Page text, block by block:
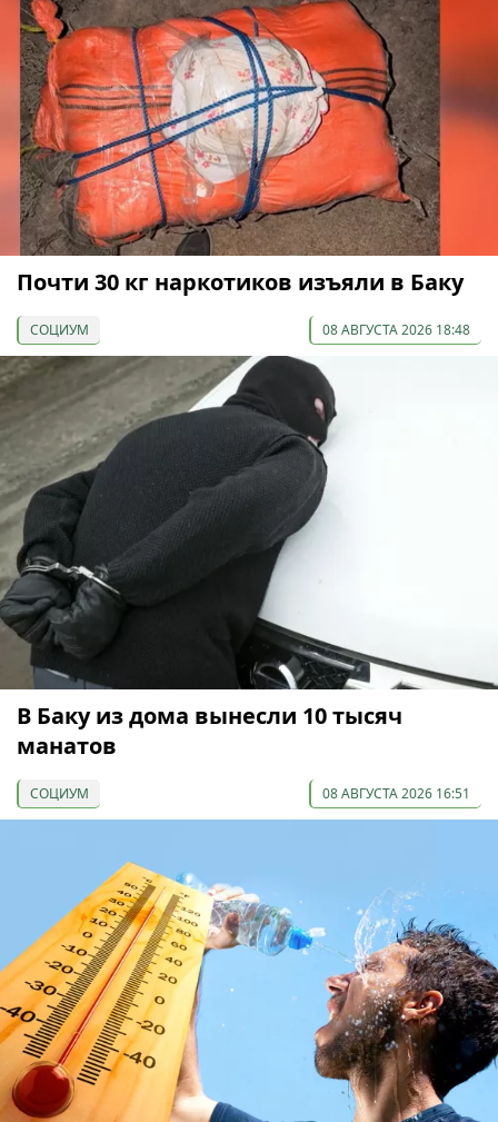
Почти 30 кг наркотиков изъяли в Баку
СОЦИУМ 08 АВГУСТА 2026 18:48
В Баку из дома вынесли 10 тысяч
манатов
СОЦИУМ 08 АВГУСТА 2026 16:51